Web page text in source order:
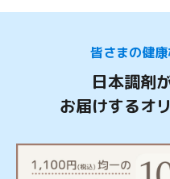
皆さまの健
日本調剤
お届けするオ